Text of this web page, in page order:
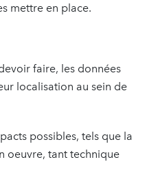
mettre en place.
faire, les données
localisation au sein de
possibles, tels que la
oeuvre, tant technique